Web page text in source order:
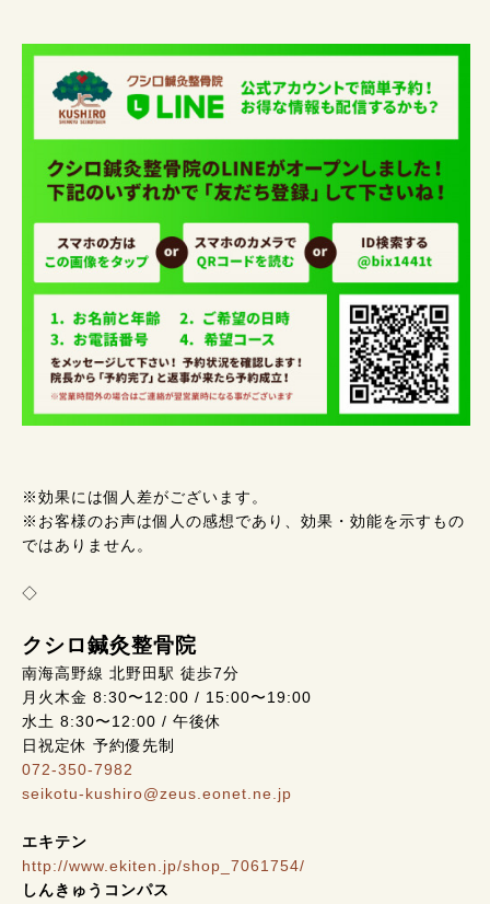
※効果には個人差がございます。
※お客様のお声は個人の感想であり、効果・効能を示すもの
ではありません。
◇
クシロ鍼灸整骨院
南海高野線 北野田駅 徒歩7分
月火木金 8:30〜12:00 / 15:00〜19:00
水土 8:30〜12:00 / 午後休
日祝定休 予約優先制
072-350-7982
seikotu-kushiro@zeus.eonet.ne.jp
エキテン
http://www.ekiten.jp/shop_7061754/
しんきゅうコンパス